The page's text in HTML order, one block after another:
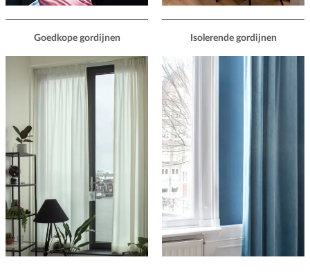
Goedkope gordijnen Isolerende gordijnen